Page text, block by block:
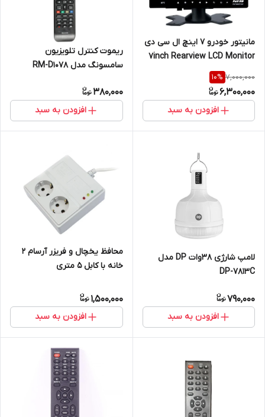
مانیتور خودرو 7 اینچ ال سی دی
7inch Rearview LCD Monitor
7,000,000
10%
6,300,000
افزودن به سبد
ریموت کنترل تلویزیون
سامسونگ مدل RM-D1078
380,000
افزودن به سبد
لامپ شارژی ۳۸وات DP مدل
DP-7813C
790,000
افزودن به سبد
محافظ یخچال و فریزر آرسام 2
خانه با کابل 5 متری
1,500,000
افزودن به سبد